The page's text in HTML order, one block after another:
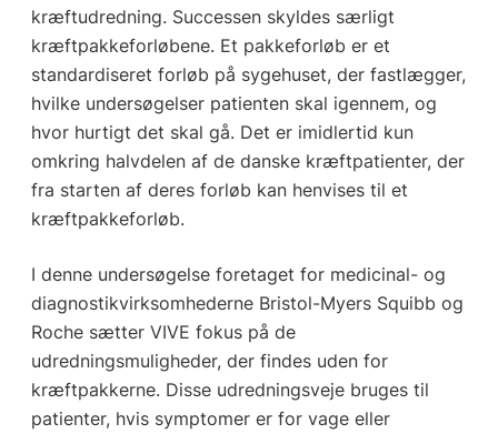
kræftudredning. Successen skyldes særligt
kræftpakkeforløbene. Et pakkeforløb er et
standardiseret forløb på sygehuset, der fastlægger,
hvilke undersøgelser patienten skal igennem, og
hvor hurtigt det skal gå. Det er imidlertid kun
omkring halvdelen af de danske kræftpatienter, der
fra starten af deres forløb kan henvises til et
kræftpakkeforløb.
I denne undersøgelse foretaget for medicinal- og
diagnostikvirksomhederne Bristol-Myers Squibb og
Roche sætter VIVE fokus på de
udredningsmuligheder, der findes uden for
kræftpakkerne. Disse udredningsveje bruges til
patienter, hvis symptomer er for vage eller